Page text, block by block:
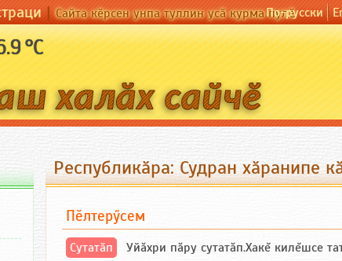
|Сайта кӗрсен унпа туллин усӑ курма пулӗПо-русски
°C
Республикӑра: Судран хӑранипе
Пӗлтерӳсем
Сутатӑп Уйăхри пăру сутатăп.Хакĕ килĕшсе